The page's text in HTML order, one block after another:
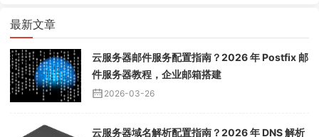
最新文章
云服务器邮件服务配置指南？2026 年 Postfix 邮
件服务器教程，企业邮箱搭建
2026-03-26
云服务器域名解析配置指南？2026 年 DNS 解析